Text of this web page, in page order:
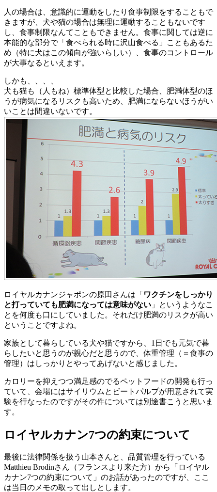
人の場合は、意識的に運動をしたり食事制限をすることもで
きますが、犬や猫の場合は無理に運動することもないです
し、食事制限なんてこともできません。食事に関しては逆に
本能的な部分で「食べられる時に沢山食べる」こともあるた
め（特に犬はこの傾向が強いらしい）、食事のコントロール
が大事なるといえます。
しかも、、、、
犬も猫も（人もね）標準体型と比較した場合、肥満体型のほ
うが病気になるリスクも高いため、肥満にならないほうがい
いことは間違いないです。
ロイヤルカナンジャポンの原田さんは「 ワクチンをしっかり
と打っていても肥満になっては意味がない 」というようなこ
とを何度も口にしていました。それだけ肥満のリスクが高い
ということですよね。
家族として暮らしている犬や猫ですから、1日でも元気で暮
らしたいと思うのが親心だと思うので、体重管理（＝食事の
管理）はしっかりとやってあげないと感じました。
カロリーを抑えつつ満足感のでるペットフードの開発も行っ
ていて、会場にはサイリウムとビートパルプが用意されて実
験を行なったのですがその件については別途書こうと思いま
す。
ロイヤルカナン7つの約束について
最後に法律関係を扱う山本さんと、品質管理を行っている
Matthieu Brodinさん（フランスより来た方）から「ロイヤル
カナン7つの約束について」のお話があったのですが、ここ
は当日のメモの取って出しとします。